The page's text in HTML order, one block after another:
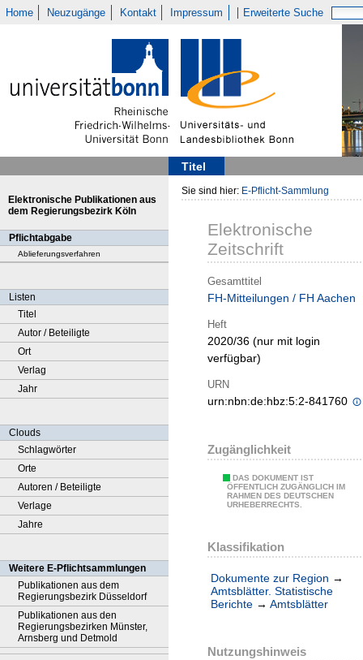
Home Neuzugänge Kontakt Impressum Erweiterte Suche
Titel
Elektronische Publikationen aus
dem Regierungsbezirk Köln
Pflichtabgabe
Ablieferungsverfahren
Listen
Titel
Autor / Beteiligte
Ort
Verlag
Jahr
Clouds
Schlagwörter
Orte
Autoren / Beteiligte
Verlage
Jahre
Weitere E-Pflichtsammlungen
Publikationen aus dem
Regierungsbezirk Düsseldorf
Publikationen aus den
Regierungsbezirken Münster,
Arnsberg und Detmold
Sie sind hier: E-Pflicht-Sammlung
Elektronische
Zeitschrift
Gesamttitel
FH-Mitteilungen / FH Aachen
Heft
2020/36 (nur mit login
verfügbar)
URN
urn:nbn:de:hbz:5:2-841760
Zugänglichkeit
DAS DOKUMENT IST
ÖFFENTLICH ZUGÄNGLICH IM
RAHMEN DES DEUTSCHEN
URHEBERRECHTS.
Klassifikation
Dokumente zur Region →
Amtsblätter. Statistische
Berichte → Amtsblätter
Nutzungshinweis